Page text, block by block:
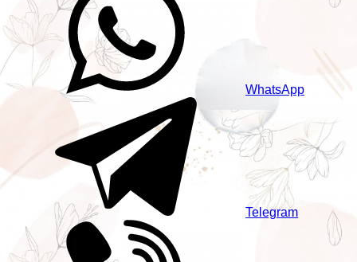
WhatsApp
Telegram